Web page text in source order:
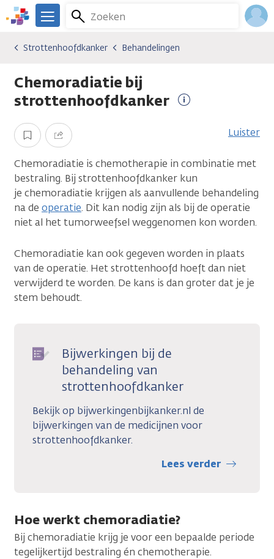
Overslaan
en
gaan
We
er
je.
Kanker.nl
Zoeken
Menu
Kankersoorten
Strottenhoofdkanker
Behandelingen
Strottenhoofdkanker Behandelingen
Chemoradiatie bij
strottenhoofdkanker
informatie
Opslaan Delen Luister
Chemoradiatie is chemotherapie in combinatie met
bestraling. Bij strottenhoofdkanker kun
je chemoradiatie krijgen als aanvullende behandeling
na de operatie. Dit kan nodig zijn als bij de operatie
niet al het tumorweefsel weggenomen kon worden.
Chemoradiatie kan ook gegeven worden in plaats
van de operatie. Het strottenhoofd hoeft dan niet
verwijderd te worden. De kans is dan groter dat je je
stem behoudt.
Bijwerkingen bij de
behandeling van
strottenhoofdkanker
Bekijk op bijwerkingenbijkanker.nl de
bijwerkingen van de medicijnen voor
strottenhoofdkanker.
Lees verder
Hoe werkt chemoradiatie?
Bij chemoradiatie krijg je voor een bepaalde periode
tegelijkertijd bestraling én chemotherapie.